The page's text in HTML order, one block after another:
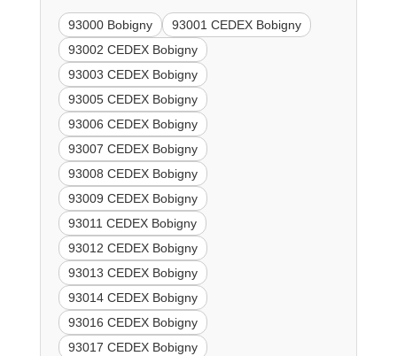
93000 Bobigny
93001 CEDEX Bobigny
93002 CEDEX Bobigny
93003 CEDEX Bobigny
93005 CEDEX Bobigny
93006 CEDEX Bobigny
93007 CEDEX Bobigny
93008 CEDEX Bobigny
93009 CEDEX Bobigny
93011 CEDEX Bobigny
93012 CEDEX Bobigny
93013 CEDEX Bobigny
93014 CEDEX Bobigny
93016 CEDEX Bobigny
93017 CEDEX Bobigny